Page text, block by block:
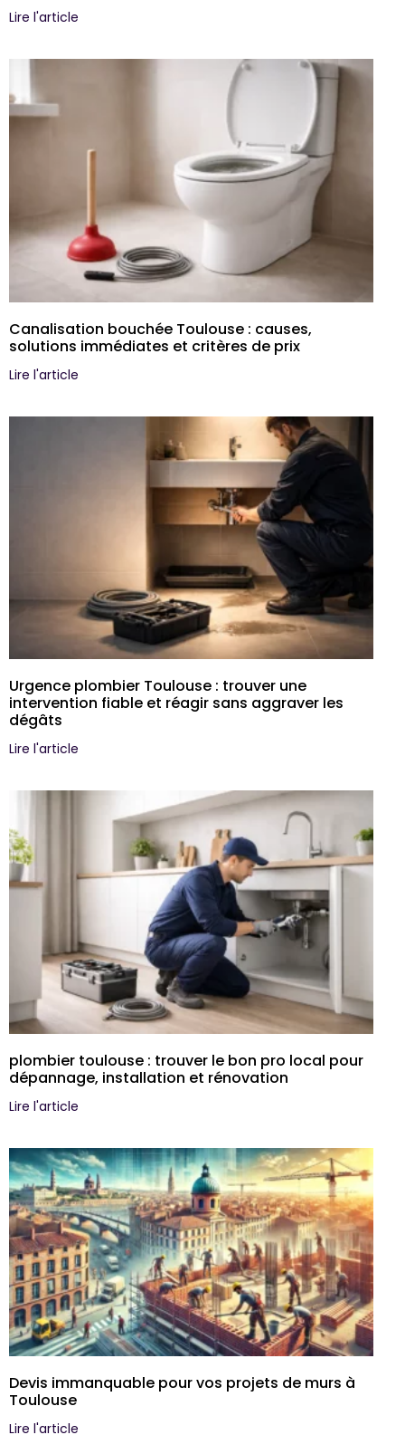
Lire l'article
Canalisation bouchée Toulouse : causes,
solutions immédiates et critères de prix
Lire l'article
Urgence plombier Toulouse : trouver une
intervention fiable et réagir sans aggraver les
dégâts
Lire l'article
plombier toulouse : trouver le bon pro local pour
dépannage, installation et rénovation
Lire l'article
Devis immanquable pour vos projets de murs à
Toulouse
Lire l'article